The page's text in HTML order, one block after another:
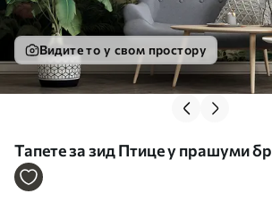
Видите то у свом простору
Тапете за зид Птице у прашуми